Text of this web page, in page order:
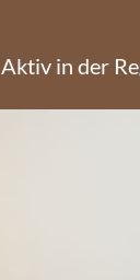
Aktiv in der